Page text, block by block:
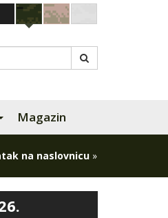
Magazin
na naslovnicu »